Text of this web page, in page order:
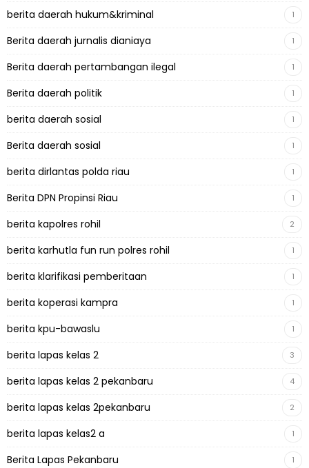
berita daerah hukum&kriminal 1
Berita daerah jurnalis dianiaya 1
Berita daerah pertambangan ilegal 1
Berita daerah politik 1
berita daerah sosial 1
Berita daerah sosial 1
berita dirlantas polda riau 1
Berita DPN Propinsi Riau 1
berita kapolres rohil 2
berita karhutla fun run polres rohil 1
berita klarifikasi pemberitaan 1
berita koperasi kampra 1
berita kpu-bawaslu 1
berita lapas kelas 2 3
berita lapas kelas 2 pekanbaru 4
berita lapas kelas 2pekanbaru 2
berita lapas kelas2 a 1
Berita Lapas Pekanbaru 1